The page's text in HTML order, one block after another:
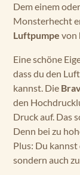
Dem einem
Monsterhecht
Luftpumpe von
Eine schöne
dass du den
kannst. Die
den
Druck auf. Das
Denn bei zu
Plus: Du
sondern auch